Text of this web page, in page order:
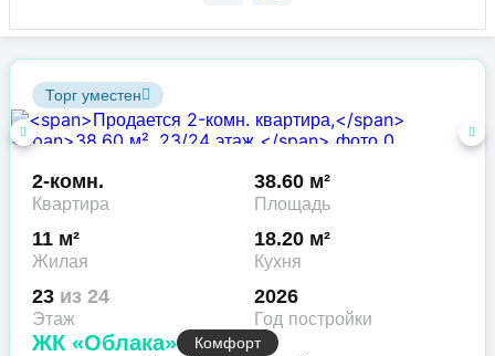
Торг уместен
2-комн.
Квартира
38.60 м²
Площадь
11 м²
Жилая
18.20 м²
Кухня
23 из 24
Этаж
2026
Год постройки
ЖК «Облака»
Комфорт